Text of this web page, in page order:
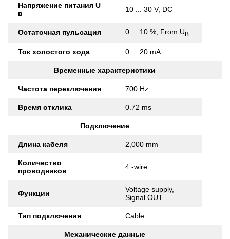
Напряжение питания U
в
10 ... 30 V, DC
Остаточная пульсация 0 ... 10 %, From UB
Ток холостого хода 0 ... 20 mA
Временные характеристики
Частота переключения 700 Hz
Время отклика 0.72 ms
Подключение
Длина кабеля 2,000 mm
Количество
проводников
4 -wire
Функции
Voltage supply,
Signal OUT
Тип подключения Cable
Механические данные